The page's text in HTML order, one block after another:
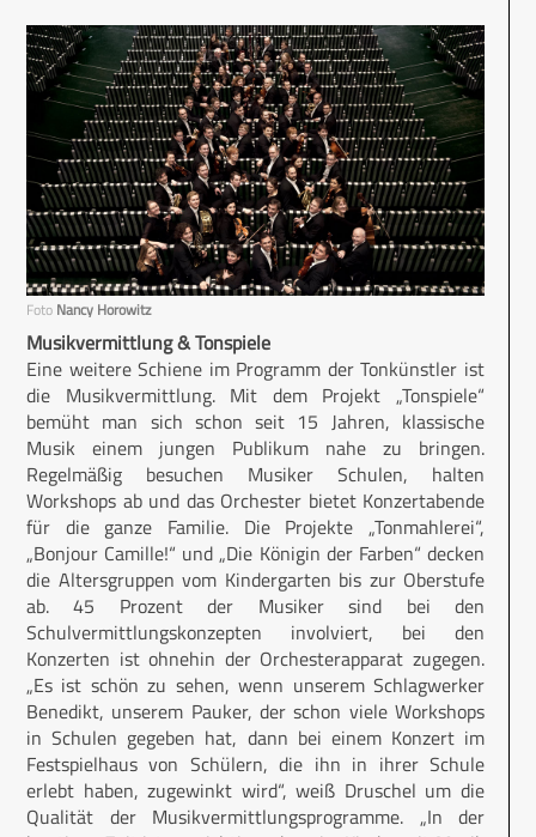
Foto Nancy Horowitz
Musikvermittlung & Tonspiele
Eine weitere Schiene im Programm der Tonkünstler ist
die Musikvermittlung. Mit dem Projekt „Tonspiele“
bemüht man sich schon seit 15 Jahren, klassische
Musik einem jungen Publikum nahe zu bringen.
Regelmäßig besuchen Musiker Schulen, halten
Workshops ab und das Orchester bietet Konzertabende
für die ganze Familie. Die Projekte „Tonmahlerei“,
„Bonjour Camille!“ und „Die Königin der Farben“ decken
die Altersgruppen vom Kindergarten bis zur Oberstufe
ab. 45 Prozent der Musiker sind bei den
Schulvermittlungskonzepten involviert, bei den
Konzerten ist ohnehin der Orchesterapparat zugegen.
„Es ist schön zu sehen, wenn unserem Schlagwerker
Benedikt, unserem Pauker, der schon viele Workshops
in Schulen gegeben hat, dann bei einem Konzert im
Festspielhaus von Schülern, die ihn in ihrer Schule
erlebt haben, zugewinkt wird“, weiß Druschel um die
Qualität der Musikvermittlungsprogramme. „In der